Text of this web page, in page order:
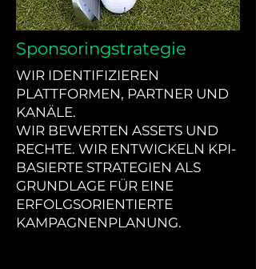
Sponsoringstrategie
WIR IDENTIFIZIEREN
PLATTFORMEN, PARTNER UND
KANÄLE.
WIR BEWERTEN ASSETS UND
RECHTE. WIR ENTWICKELN KPI-
BASIERTE STRATEGIEN ALS
GRUNDLAGE FÜR EINE
ERFOLGSORIENTIERTE
KAMPAGNENPLANUNG.